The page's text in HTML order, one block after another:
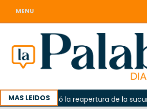
MENU
MAS LEIDOS
reclamó la reapertura de la sucursal